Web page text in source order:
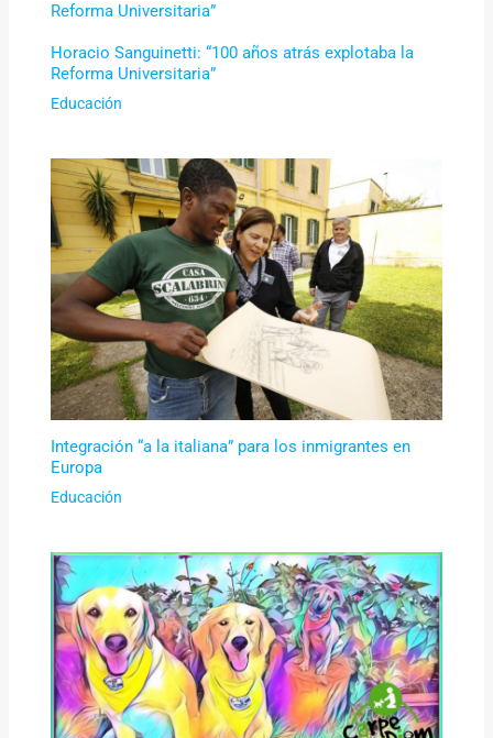
Horacio Sanguinetti: “100 años atrás explotaba la
Reforma Universitaria”
Educación
Integración “a la italiana” para los inmigrantes en
Europa
Educación